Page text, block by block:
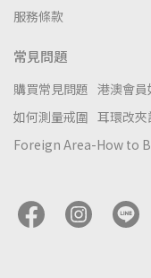
服務條款
常見問題
購買常見問題 港澳會員
如何測量戒圍 耳環改夾
Foreign Area-How to